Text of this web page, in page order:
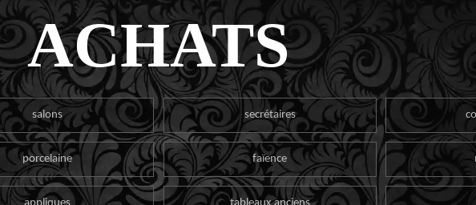
ACHATS
salons secrétaires
porcelaine faïence